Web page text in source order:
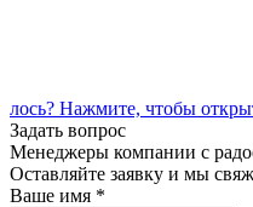
лось? Нажмите, чтобы
Задать вопрос
Менеджеры компании с
Оставляйте заявку и мы
Ваше имя *